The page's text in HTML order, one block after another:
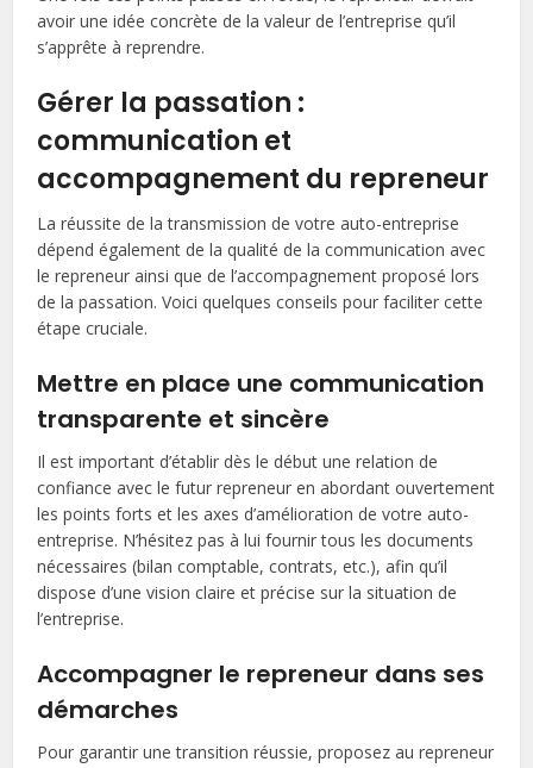
avoir une idée concrète de la valeur de l’entreprise qu’il
s’apprête à reprendre.
Gérer la passation :
communication et
accompagnement du repreneur
La réussite de la transmission de votre auto-entreprise
dépend également de la qualité de la communication avec
le repreneur ainsi que de l’accompagnement proposé lors
de la passation. Voici quelques conseils pour faciliter cette
étape cruciale.
Mettre en place une communication
transparente et sincère
Il est important d’établir dès le début une relation de
confiance avec le futur repreneur en abordant ouvertement
les points forts et les axes d’amélioration de votre auto-
entreprise. N’hésitez pas à lui fournir tous les documents
nécessaires (bilan comptable, contrats, etc.), afin qu’il
dispose d’une vision claire et précise sur la situation de
l’entreprise.
Accompagner le repreneur dans ses
démarches
Pour garantir une transition réussie, proposez au repreneur